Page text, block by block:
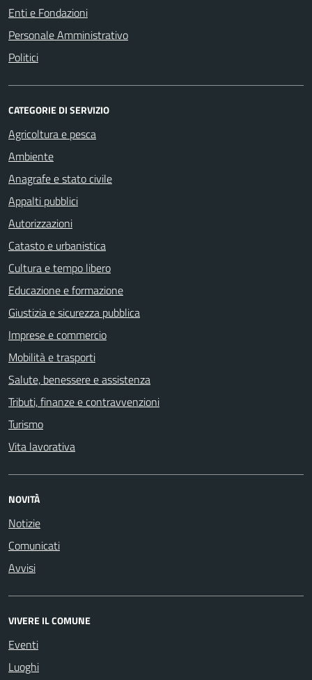
Enti e Fondazioni
Personale Amministrativo
Politici
CATEGORIE DI SERVIZIO
Agricoltura e pesca
Ambiente
Anagrafe e stato civile
Appalti pubblici
Autorizzazioni
Catasto e urbanistica
Cultura e tempo libero
Educazione e formazione
Giustizia e sicurezza pubblica
Imprese e commercio
Mobilità e trasporti
Salute, benessere e assistenza
Tributi, finanze e contravvenzioni
Turismo
Vita lavorativa
NOVITÀ
Notizie
Comunicati
Avvisi
VIVERE IL COMUNE
Eventi
Luoghi